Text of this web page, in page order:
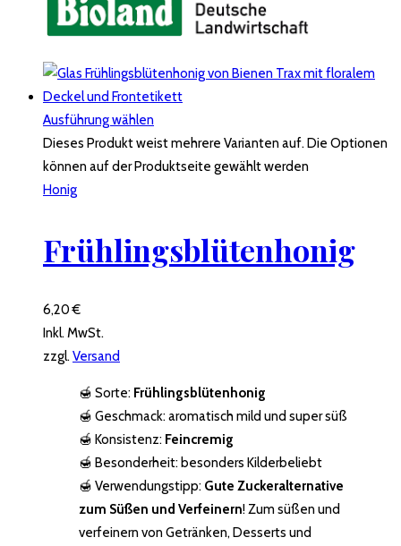
Ausführung wählen
Dieses Produkt weist mehrere Varianten auf. Die Optionen
können auf der Produktseite gewählt werden
Honig
Frühlingsblütenhonig
6,20€
Inkl. MwSt.
zzgl.Versand
🍯 Sorte: Frühlingsblütenhonig
🍯 Geschmack: aromatisch mild und super süß
🍯 Konsistenz: Feincremig
🍯 Besonderheit: besonders Kilderbeliebt
🍯 Verwendungstipp: Gute Zuckeralternative
zum Süßen und Verfeinern! Zum süßen und
verfeinern von Getränken, Desserts und